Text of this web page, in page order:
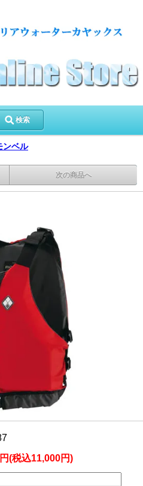
検索
ンベル
次の商品へ
(税込11,000円)